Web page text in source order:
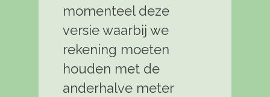
momenteel deze
versie waarbij we
rekening moeten
houden met de
anderhalve meter